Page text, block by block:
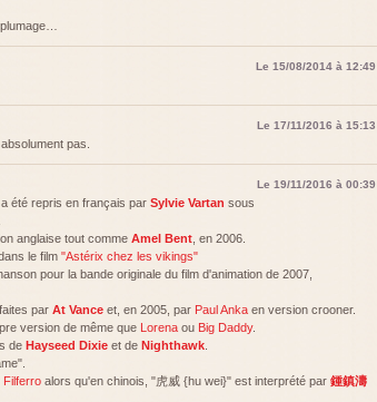
Le 15/08/2014 à 12:49
Le 17/11/2016 à 15:13
pas.
Le 19/11/2016 à 00:39
, a été repris en français par Sylvie Vartan sous
anglaise tout comme Amel Bent , en 2006.
le film "Astérix chez les vikings"
pour la bande originale du film d'animation de 2007,
par At Vance et, en 2005, par Paul Anka en version crooner.
version de même que Lorena ou Big Daddy.
de Hayseed Dixie et de Nighthawk
Filferro alors qu'en chinois, "虎威 {hu wei}" est interprété par 鍾鎮濤